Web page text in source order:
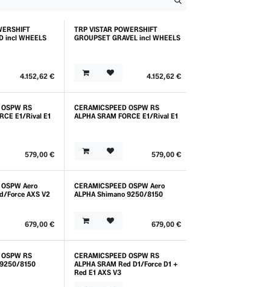
incl WHEELS
4.152,62€
TRP VISTAR POWERSHIFT
GROUPSET GRAVEL incl WHEELS
4.152,62€
RS
E1/Rival E1
579,00€
CERAMICSPEED OSPW RS
ALPHA SRAM FORCE E1/Rival E1
579,00€
Aero
Force AXS V2
679,00€
CERAMICSPEED OSPW Aero
ALPHA Shimano 9250/8150
679,00€
RS
9250/8150
CERAMICSPEED OSPW RS
ALPHA SRAM Red D1/Force D1 +
Red E1 AXS V3